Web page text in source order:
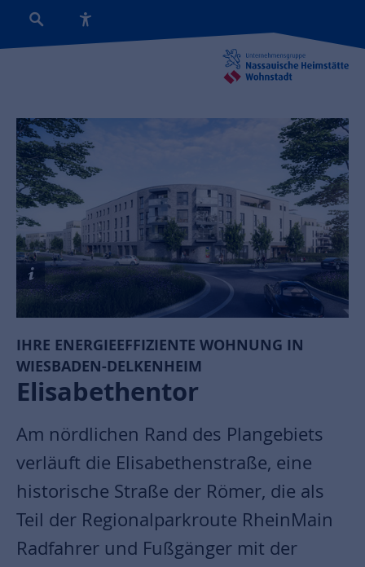
IHRE ENERGIEEFFIZIENTE WOHNUNG IN
WIESBADEN-DELKENHEIM
Elisabethentor
Am nördlichen Rand des Plangebiets
verläuft die Elisabethenstraße, eine
historische Straße der Römer, die als
Teil der Regionalparkroute RheinMain
Radfahrer und Fußgänger mit der